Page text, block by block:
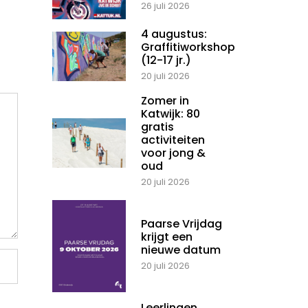
26 juli 2026
4 augustus:
Graffitiworkshop
(12-17 jr.)
20 juli 2026
Zomer in
Katwijk: 80
gratis
activiteiten
voor jong &
oud
20 juli 2026
Paarse Vrijdag
krijgt een
nieuwe datum
20 juli 2026